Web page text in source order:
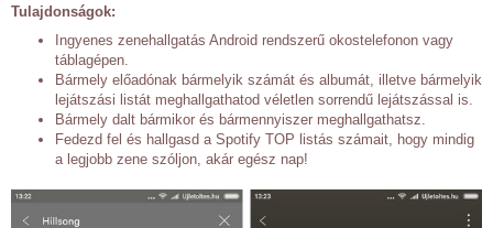
Tulajdonságok:
Ingyenes zenehallgatás Android rendszerű okostelefonon vagy
táblagépen.
Bármely előadónak bármelyik számát és albumát, illetve bármelyik
lejátszási listát meghallgathatod véletlen sorrendű lejátszással is.
Bármely dalt bármikor és bármennyiszer meghallgathatsz.
Fedezd fel és hallgasd a Spotify TOP listás számait, hogy mindig
a legjobb zene szóljon, akár egész nap!